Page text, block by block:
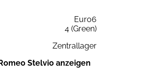
Euro6
4 (Green)
Zentrallager
Stelvio anzeigen